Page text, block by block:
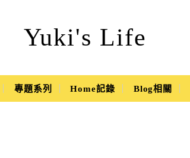
Yuki's Life
專題系列 Home記錄 Blog相關